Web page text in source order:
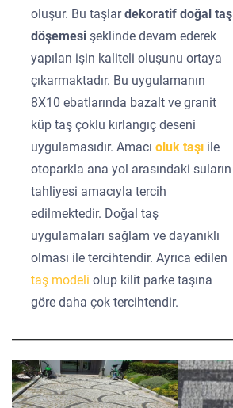
oluşur. Bu taşlardekoratif doğal taş
döşemesişeklinde devam ederek
yapılan işin kaliteli oluşunu ortaya
çıkarmaktadır. Bu uygulamanın
8X10 ebatlarında bazalt ve granit
küp taş çoklu kırlangıç deseni
uygulamasıdır. Amacıoluk taşı ile
otoparkla ana yol arasındaki suların
tahliyesi amacıyla tercih
edilmektedir. Doğal taş
uygulamaları sağlam ve dayanıklı
olması ile tercihtendir. Ayrıca edilen
taş modeliolup kilit parke taşına
göre daha çok tercihtendir.